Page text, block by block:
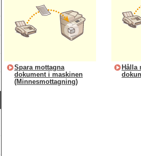
Spara mottagna
dokument i maskinen
(Minnesmottagning)
Hålla